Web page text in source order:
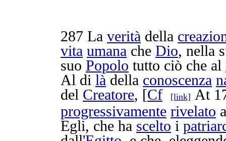
287 La verità della
vita umana che Dio, nella
suo Popolo tutto ciò che al
Al di là della conoscenza
del Creatore, [Cf [link] At
progressivamente rivelato
Egli, che ha scelto i